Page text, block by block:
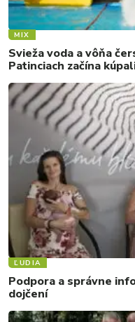
MIX
Svieža voda a vôňa
Patinciach začína
ĽUDIA
Podpora a správne
dojčení